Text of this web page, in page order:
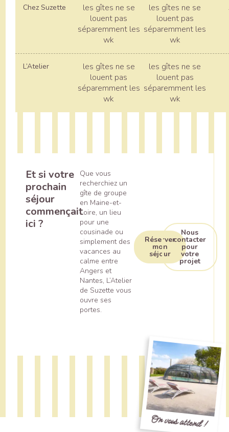
Chez Suzette
les gîtes ne se
louent pas
séparemment les
wk
les gîtes ne se
louent pas
séparemment les
wk
L’Atelier
les gîtes ne se
louent pas
séparemment les
wk
les gîtes ne se
louent pas
séparemment les
wk
Et si votre
prochain
séjour
commençait
ici ?
Que vous
recherchiez un
gîte de groupe
en Maine-et-
Loire, un lieu
pour une
cousinade ou
simplement des
vacances au
calme entre
Angers et
Nantes, L’Atelier
de Suzette vous
ouvre ses
portes.
Réserver
mon
séjour
Nous
contacter
pour
votre
projet
On vous attend !